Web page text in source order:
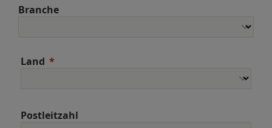
Branche
Land
Postleitzahl